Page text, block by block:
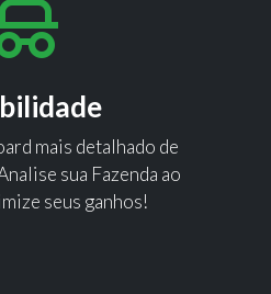
mais detalhado de
sua Fazenda ao
seus ganhos!